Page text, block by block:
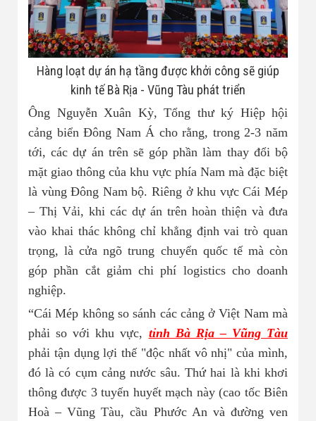
Hàng loạt dự án hạ tầng được khởi công sẽ giúp
kinh tế Bà Rịa - Vũng Tàu phát triển
Ông Nguyễn Xuân Kỳ, Tổng thư ký Hiệp hội
cảng biển Đông Nam Á cho rằng, trong 2-3 năm
tới, các dự án trên sẽ góp phần làm thay đổi bộ
mặt giao thông của khu vực phía Nam mà đặc biệt
là vùng Đông Nam bộ. Riêng ở khu vực Cái Mép
– Thị Vải, khi các dự án trên hoàn thiện và đưa
vào khai thác không chỉ khẳng định vai trò quan
trọng, là cửa ngõ trung chuyển quốc tế mà còn
góp phần cắt giảm chi phí logistics cho doanh
nghiệp.
“Cái Mép không so sánh các cảng ở Việt Nam mà
phải so với khu vực, tỉnh Bà Rịa – Vũng Tàu
phải tận dụng lợi thế "độc nhất vô nhị" của mình,
đó là có cụm cảng nước sâu. Thứ hai là khi khơi
thông được 3 tuyến huyết mạch này (cao tốc Biên
Hoà – Vũng Tàu, cầu Phước An và đường ven